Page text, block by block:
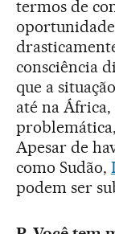
termos de
consciência
que a
até na
Apesar de
como Sudão,
podem ser